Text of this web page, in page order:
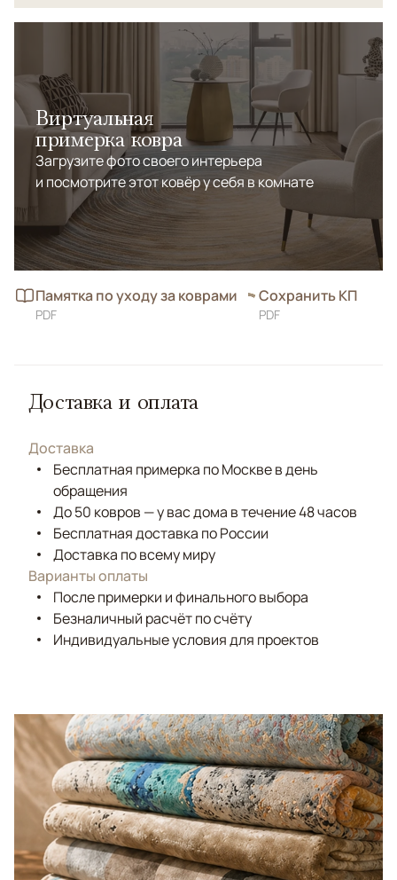
Виртуальная
примерка ковра
Загрузите фото своего интерьера
и посмотрите этот ковёр у себя в комнате
Памятка по уходу за коврами
PDF
Сохранить КП
PDF
Доставка и оплата
Доставка
Бесплатная примерка по Москве в день
обращения
До 50 ковров — у вас дома в течение 48 часов
Бесплатная доставка по России
Доставка по всему миру
Варианты оплаты
После примерки и финального выбора
Безналичный расчёт по счёту
Индивидуальные условия для проектов